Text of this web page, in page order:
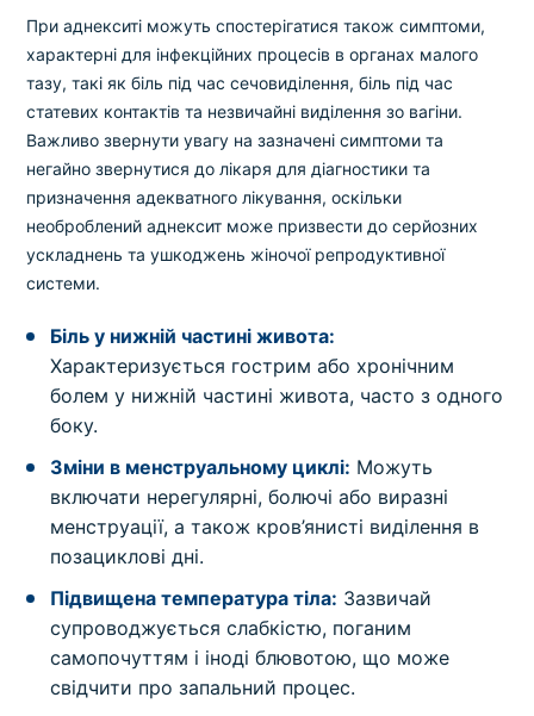
При аднекситі можуть спостерігатися також симптоми,
характерні для інфекційних процесів в органах малого
тазу, такі як біль під час сечовиділення, біль під час
статевих контактів та незвичайні виділення зо вагіни.
Важливо звернути увагу на зазначені симптоми та
негайно звернутися до лікаря для діагностики та
призначення адекватного лікування, оскільки
необроблений аднексит може призвести до серйозних
ускладнень та ушкоджень жіночої репродуктивної
системи.
Біль у нижній частині живота:
Характеризується гострим або хронічним
болем у нижній частині живота, часто з одного
боку.
Зміни в менструальному циклі: Можуть
включати нерегулярні, болючі або виразні
менструації, а також кров’янисті виділення в
позациклові дні.
Підвищена температура тіла: Зазвичай
супроводжується слабкістю, поганим
самопочуттям і іноді блювотою, що може
свідчити про запальний процес.